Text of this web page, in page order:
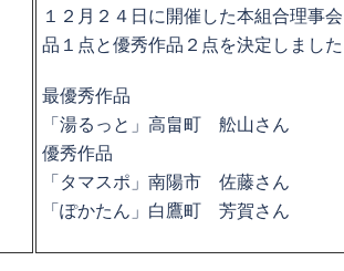
１２月２４日に開催した本組合理事
品１点と優秀作品２点を決定しまし
最優秀作品
「湯るっと」高畠町 舩山さん
優秀作品
「タマスポ」南陽市 佐藤さん
「ぽかたん」白鷹町 芳賀さん